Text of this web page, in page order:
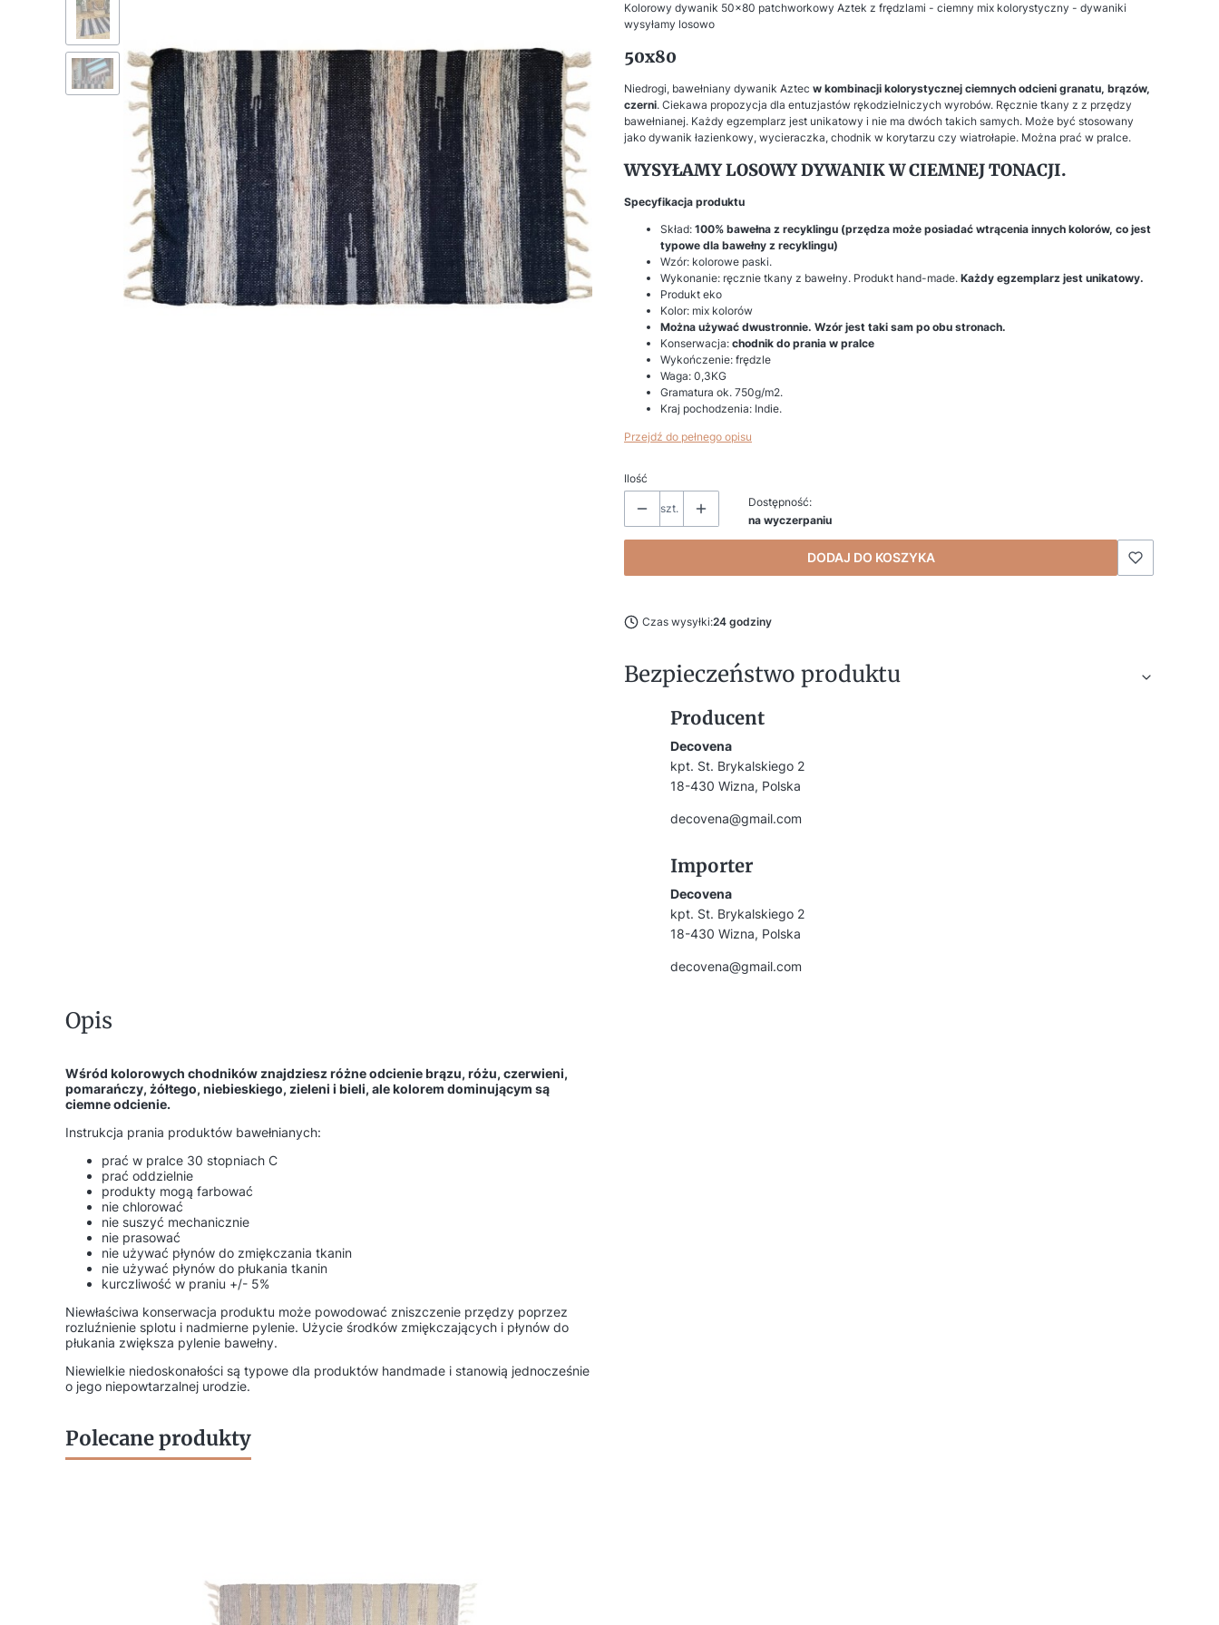
Kolorowy dywanik 50x80 patchworkowy Aztek z frędzlami - ciemny mix kolorystyczny - dywaniki
wysyłamy losowo
50x80
Niedrogi, bawełniany dywanik Aztec w kombinacji kolorystycznej ciemnych odcieni granatu, brązów,
czerni. Ciekawa propozycja dla entuzjastów rękodzielniczych wyrobów. Ręcznie tkany z z przędzy
bawełnianej. Każdy egzemplarz jest unikatowy i nie ma dwóch takich samych. Może być stosowany
jako dywanik łazienkowy, wycieraczka, chodnik w korytarzu czy wiatrołapie. Można prać w pralce.
WYSYŁAMY LOSOWY DYWANIK W CIEMNEJ TONACJI.
Specyfikacja produktu
Skład: 100% bawełna z recyklingu (przędza może posiadać wtrącenia innych kolorów, co jest
typowe dla bawełny z recyklingu)
Wzór: kolorowe paski.
Wykonanie: ręcznie tkany z bawełny. Produkt hand-made. Każdy egzemplarz jest unikatowy.
Produkt eko
Kolor: mix kolorów
Można używać dwustronnie. Wzór jest taki sam po obu stronach.
Konserwacja: chodnik do prania w pralce
Wykończenie: frędzle
Waga: 0,3KG
Gramatura ok. 750g/m2.
Kraj pochodzenia: Indie.
Przejdź do pełnego opisu
Ilość
szt.
Dostępność:
na wyczerpaniu
DODAJ DO KOSZYKA
Czas wysyłki:24 godziny
Bezpieczeństwo produktu
Producent
Decovena
kpt. St. Brykalskiego 2
18-430 Wizna, Polska
decovena@gmail.com
Importer
Decovena
kpt. St. Brykalskiego 2
18-430 Wizna, Polska
decovena@gmail.com
Opis
Wśród kolorowych chodników znajdziesz różne odcienie brązu, różu, czerwieni,
pomarańczy, żółtego, niebieskiego, zieleni i bieli, ale kolorem dominującym są
ciemne odcienie.
Instrukcja prania produktów bawełnianych:
prać w pralce 30 stopniach C
prać oddzielnie
produkty mogą farbować
nie chlorować
nie suszyć mechanicznie
nie prasować
nie używać płynów do zmiękczania tkanin
nie używać płynów do płukania tkanin
kurczliwość w praniu +/- 5%
Niewłaściwa konserwacja produktu może powodować zniszczenie przędzy poprzez
rozluźnienie splotu i nadmierne pylenie. Użycie środków zmiękczających i płynów do
płukania zwiększa pylenie bawełny.
Niewielkie niedoskonałości są typowe dla produktów handmade i stanowią jednocześnie
o jego niepowtarzalnej urodzie.
Polecane produkty